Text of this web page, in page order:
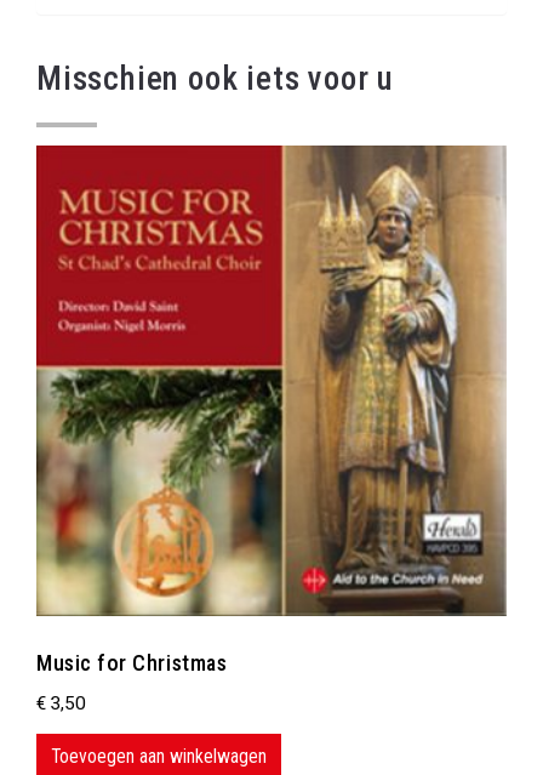
Misschien ook iets voor u
Music for Christmas
€ 3,50
Toevoegen aan winkelwagen